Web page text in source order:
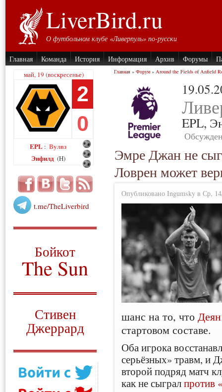
LiverBird.ru
О футбольном клубе «Ливерпуль» по-русски
Главная Команда История Информация Архив Форумы
май, 19 (воскресенье)
2
0
EPL : Вулвз
Энфилд (H)
t.me/TheLiverbird
Бойкот
The Sun
Стивен
Джеррард
Главная » Форум » Around the Fields of Anfield
EPL,
Эмре Джан не
Ловрен может
Опубликовано Ingumsky в Ср,
шанс на то, что
стартовом составе.
Оба игрока
серьёзных» травм, и
второй подряд матч
как не сыгралпротив